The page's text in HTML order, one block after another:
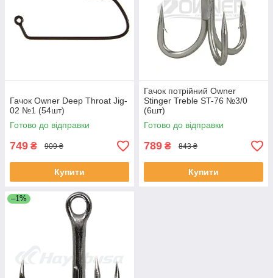
Гачок Owner Deep Throat Jig-
02 №1 (54шт)
Готово до відправки
749 ₴ 909 ₴
Купити
Гачок потрійний Owner
Stinger Treble ST-76 №3/0
(6шт)
Готово до відправки
789 ₴ 843 ₴
Купити
–1%